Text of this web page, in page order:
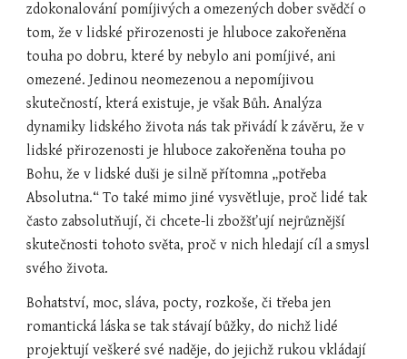
zdokonalování pomíjivých a omezených dober svědčí o
tom, že v lidské přirozenosti je hluboce zakořeněna
touha po dobru, které by nebylo ani pomíjivé, ani
omezené. Jedinou neomezenou a nepomíjivou
skutečností, která existuje, je však Bůh. Analýza
dynamiky lidského života nás tak přivádí k závěru, že v
lidské přirozenosti je hluboce zakořeněna touha po
Bohu, že v lidské duši je silně přítomna „potřeba
Absolutna.“ To také mimo jiné vysvětluje, proč lidé tak
často zabsolutňují, či chcete-li zbožšťují nejrůznější
skutečnosti tohoto světa, proč v nich hledají cíl a smysl
svého života.
Bohatství, moc, sláva, pocty, rozkoše, či třeba jen
romantická láska se tak stávají bůžky, do nichž lidé
projektují veškeré své naděje, do jejichž rukou vkládají